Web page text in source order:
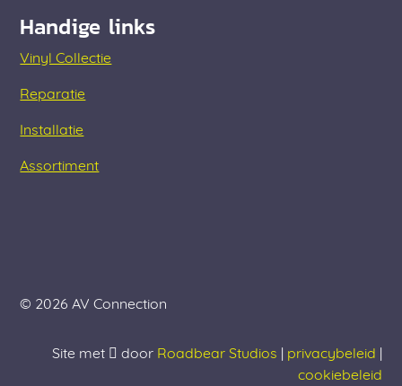
Handige links
Vinyl Collectie
Reparatie
Installatie
Assortiment
© 2026 AV Connection
Site met door Roadbear Studios privacybeleid
cookiebeleid